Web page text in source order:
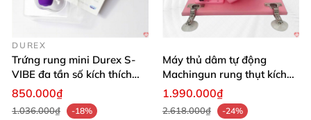
DUREX
Trứng rung mini Durex S-
VIBE đa tần số kích thích
điểm G
850.000₫
1.036.000₫
-18%
Máy thủ dâm tự động
Machingun rung thụt kích
thích âm đạo cực phê
1.990.000₫
2.618.000₫
-24%